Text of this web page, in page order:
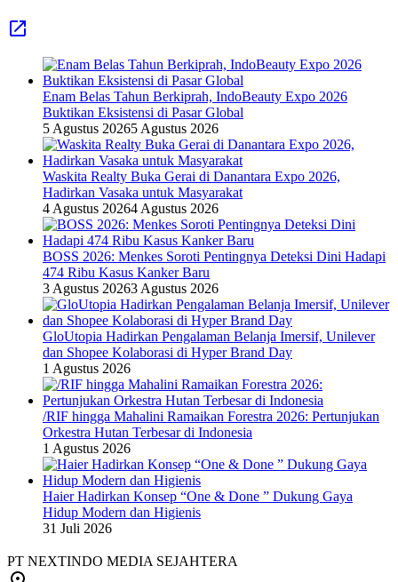
Enam Belas Tahun Berkiprah, IndoBeauty Expo 2026
Buktikan Eksistensi di Pasar Global
5 Agustus 20265 Agustus 2026
Waskita Realty Buka Gerai di Danantara Expo 2026,
Hadirkan Vasaka untuk Masyarakat
4 Agustus 20264 Agustus 2026
BOSS 2026: Menkes Soroti Pentingnya Deteksi Dini Hadapi
474 Ribu Kasus Kanker Baru
3 Agustus 20263 Agustus 2026
GloUtopia Hadirkan Pengalaman Belanja Imersif, Unilever
dan Shopee Kolaborasi di Hyper Brand Day
1 Agustus 2026
/RIF hingga Mahalini Ramaikan Forestra 2026: Pertunjukan
Orkestra Hutan Terbesar di Indonesia
1 Agustus 2026
Haier Hadirkan Konsep “One & Done ” Dukung Gaya
Hidup Modern dan Higienis
31 Juli 2026
PT NEXTINDO MEDIA SEJAHTERA